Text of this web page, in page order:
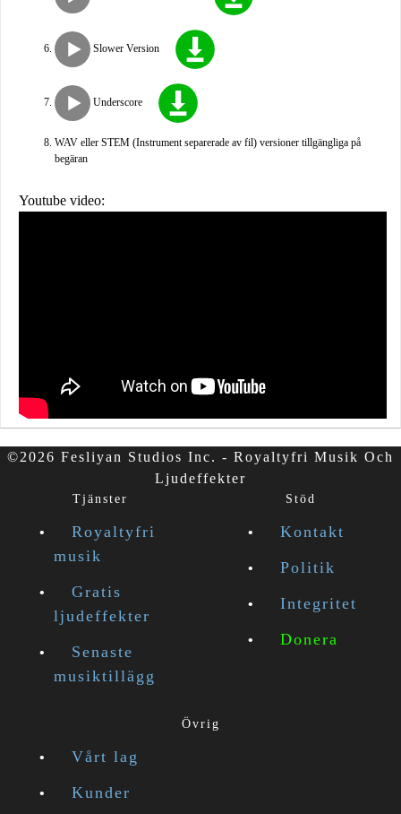
Slower Version
Underscore
WAV eller STEM (Instrument separerade av fil) versioner tillgängliga på
begäran
Youtube video:
©2026 Fesliyan Studios Inc. - Royaltyfri Musik Och
Ljudeffekter
Tjänster
Royaltyfri
musik
Gratis
ljudeffekter
Senaste
musiktillägg
Stöd
Kontakt
Politik
Integritet
Donera
Övrig
Vårt lag
Kunder